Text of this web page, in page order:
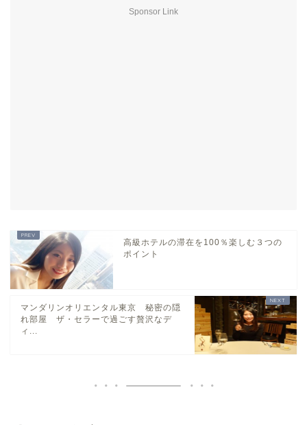
Sponsor Link
高級ホテルの滞在を100％楽しむ３つの
ポイント
マンダリンオリエンタル東京 秘密の隠
れ部屋 ザ・セラーで過ごす贅沢なデ
ィ...